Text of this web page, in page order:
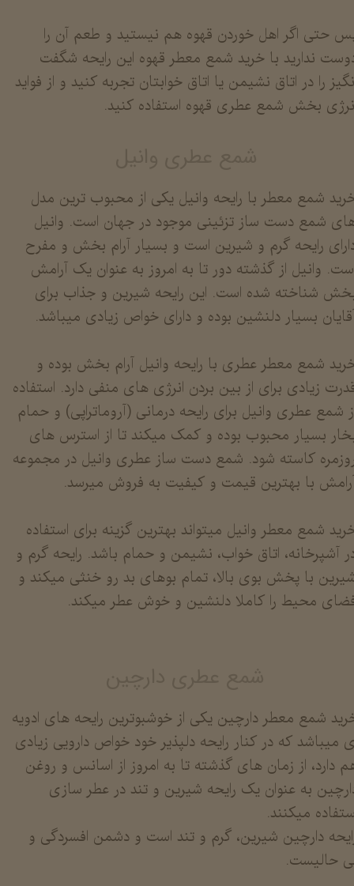
حتی اگر اهل خوردن قهوه هم نیستید و طعم آن را
ندارید با خرید شمع معطر قهوه این رایحه شگفت
را در اتاق نشیمن یا اتاق خوابتان تجربه کنید و از فواید
بخش شمع عطری قهوه استفاده کنید.
شمع معطر با رایحه وانیل یکی از محبوب ترین مدل
شمع دست ساز تزئینی موجود در جهان است. وانیل
رایحه گرم و شیرین است و بسیار آرام بخش و مفرح
وانیل از گذشته دور تا به امروز به عنوان یک آرامش
شناخته شده است. این رایحه شیرین و جذاب برای
بسیار دلنشین بوده و دارای خواص زیادی میباشد.
شمع معطر عطری با رایحه وانیل آرام بخش بوده و
زیادی برای از بین بردن انرژی های منفی دارد. استفاده
شمع عطری وانیل برای رایحه درمانی (آروماتراپی) و حمام
بسیار محبوب بوده و کمک میکند تا از استرس های
کاسته شود. شمع دست ساز عطری وانیل در مجموعه
با بهترین قیمت و کیفیت به فروش میرسد.
شمع معطر وانیل میتواند بهترین گزینه برای استفاده
آشپرخانه، اتاق خواب، نشیمن و حمام باشد. رایحه گرم و
با پخش بوی بالا، تمام بوهای بد رو خنثی میکند و
محیط را کاملا دلنشین و خوش عطر میکند.
شمع معطر دارچین یکی از خوشبوترین رایحه های ادویه
میباشد که در کنار رایحه دلپذیر خود خواص دارویی زیادی
دارد، از زمان های گذشته تا به امروز از اسانس و روغن
به عنوان یک رایحه شیرین و تند در عطر سازی
میکنند.
دارچین شیرین، گرم و تند است و دشمن افسردگی و
حالیست.